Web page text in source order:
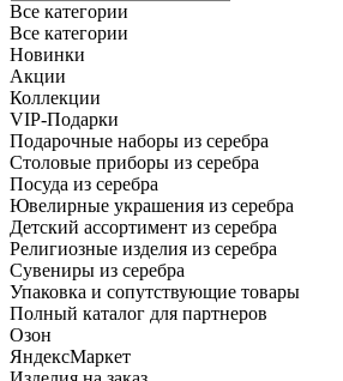
Все категории
Все категории
Новинки
Акции
Коллекции
VIP-Подарки
Подарочные наборы из серебра
Столовые приборы из серебра
Посуда из серебра
Ювелирные украшения из серебра
Детский ассортимент из серебра
Религиозные изделия из серебра
Сувениры из серебра
Упаковка и сопутствующие товары
Полный каталог для партнеров
Озон
ЯндексМаркет